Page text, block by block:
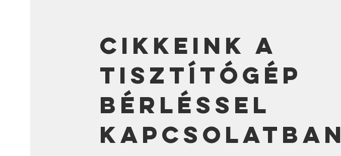
Cikkeink a
tisztítógép
bérléssel
kapcsolatban